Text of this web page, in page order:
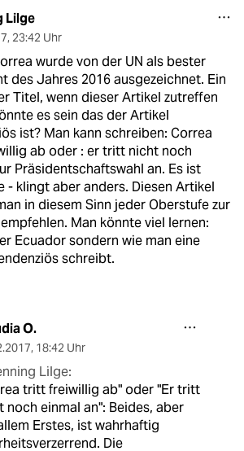
Lilge
, 23:42 Uhr
wurde von der UN als bester
des Jahres 2016 ausgezeichnet. Ein
Titel, wenn dieser Artikel zutreffen
es sein das der Artikel
ist? Man kann schreiben: Correa
ab oder : er tritt nicht noch
Präsidentschaftswahl an. Es ist
- klingt aber anders. Diesen Artikel
in diesem Sinn jeder Oberstufe zur
Man könnte viel lernen:
Ecuador sondern wie man eine
schreibt.
O.
, 18:42 Uhr
Lilge:
tritt freiwillig ab" oder "Er tritt
noch einmal an": Beides, aber
Erstes, ist wahrhaftig
Die